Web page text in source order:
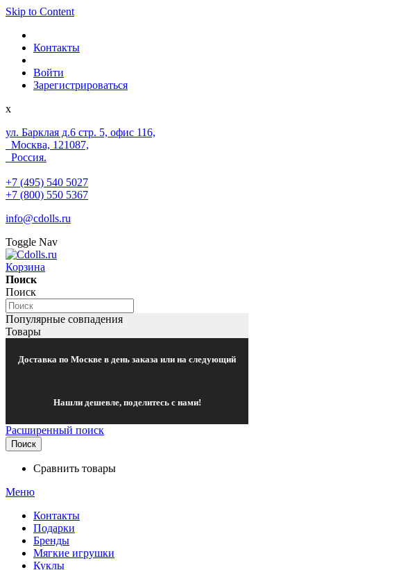
Skip to Content
Контакты
Войти
Зарегистрироваться
x
ул. Барклая д.6 стр. 5, офис 116,
Москва, 121087,
Россия.
+7 (495) 540 5027
+7 (800) 550 5367
info@cdolls.ru
Toggle Nav
Корзина
Поиск
Поиск
Популярные совпадения
Товары
Доставка по Москве в день заказа или на следующий
Нашли дешевле, поделитесь с нами!
Расширенный поиск
Поиск
Сравнить товары
Меню
Контакты
Подарки
Бренды
Мягкие игрушки
Куклы